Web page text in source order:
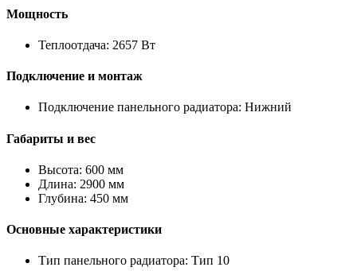
Мощность
Теплоотдача: 2657 Вт
Подключение и монтаж
Подключение панельного радиатора: Нижний
Габариты и вес
Высота: 600 мм
Длина: 2900 мм
Глубина: 450 мм
Основные характеристики
Тип панельного радиатора: Тип 10